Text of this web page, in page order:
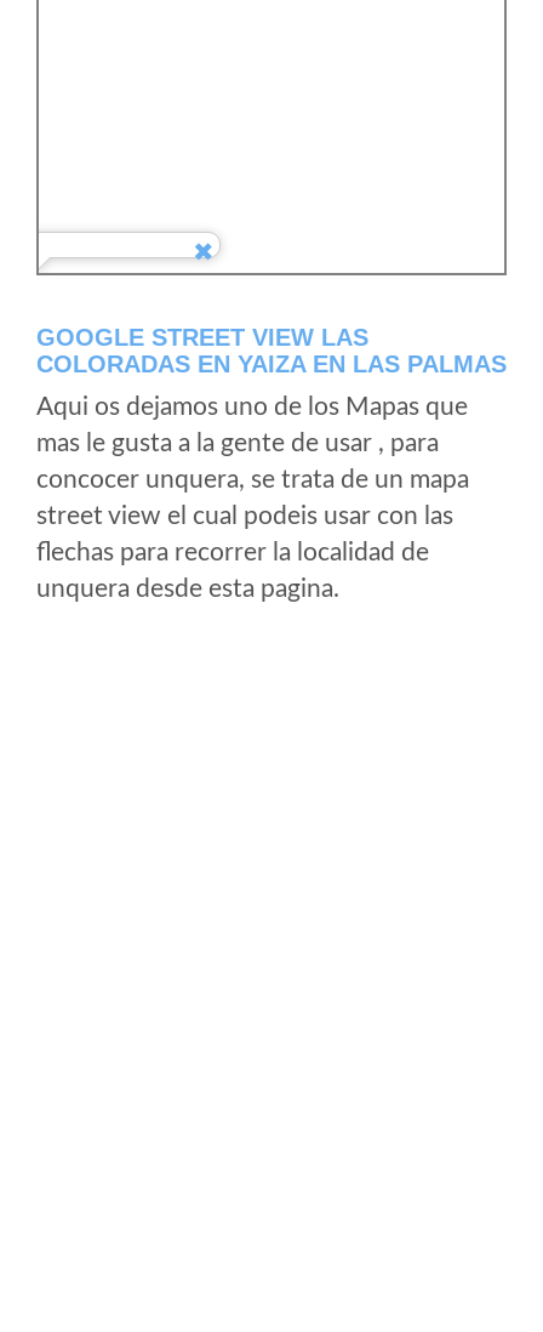
GOOGLE STREET VIEW LAS
COLORADAS EN YAIZA EN LAS PALMAS
Aqui os dejamos uno de los Mapas que
mas le gusta a la gente de usar , para
concocer unquera, se trata de un mapa
street view el cual podeis usar con las
flechas para recorrer la localidad de
unquera desde esta pagina.